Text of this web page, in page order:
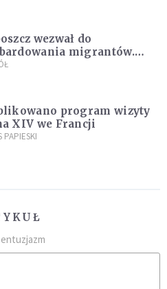
wezwał do
migrantów.
ogień przeciwko
program wizyty
XIV we Francji
PAPIESKI